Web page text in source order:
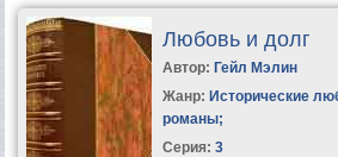
Любовь и долг
Автор: Гейл Мэлин
Жанр: Исторические
романы;
Серия: 3